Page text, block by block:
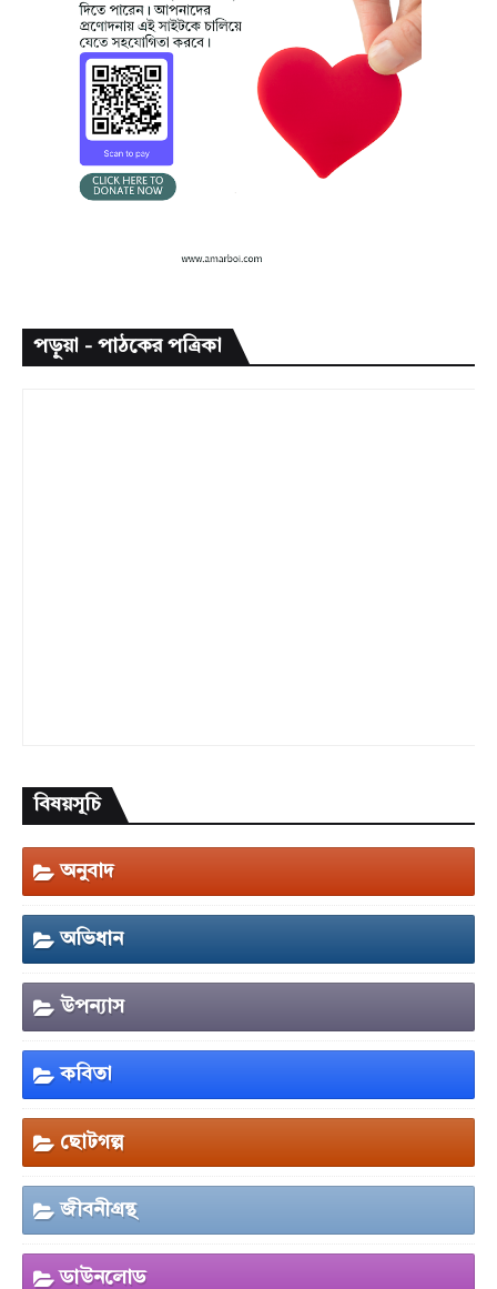
পড়ুয়া - পাঠকের পত্রিকা
বিষয়সূচি
অনুবাদ
অভিধান
উপন্যাস
কবিতা
ছোটগল্প
জীবনীগ্রন্থ
ডাউনলোড